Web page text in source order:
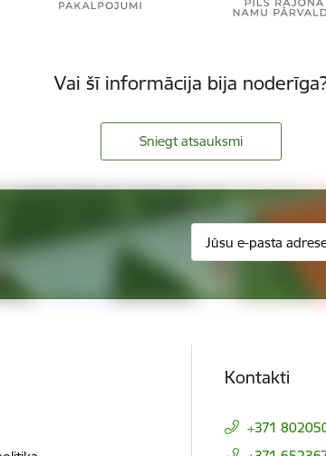
Vai šī informācija bija
Sniegt atsauksmi
Kontakti
+371